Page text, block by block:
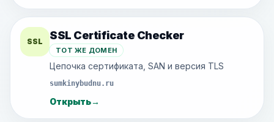
SSL SSL Certificate Checker
ТОТ ЖЕ ДОМЕН
Цепочка сертификата, SAN и версия TLS
sumkinybudnu.ru
Открыть→